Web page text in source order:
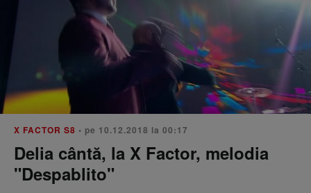
X FACTOR S8 • pe 10.12.2018 la 00:17
Delia cântă, la X Factor, melodia
"Despablito"